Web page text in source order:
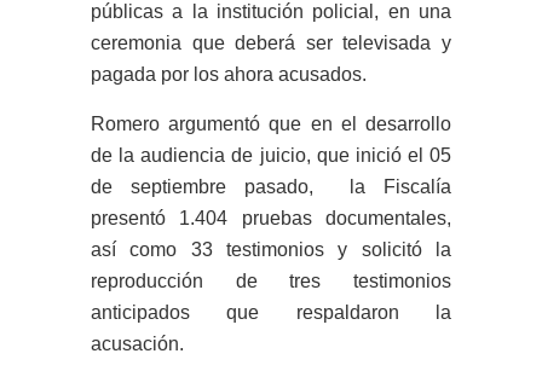
públicas a la institución policial, en una
ceremonia que deberá ser televisada y
pagada por los ahora acusados.
Romero argumentó que en el desarrollo
de la audiencia de juicio, que inició el 05
de septiembre pasado, la Fiscalía
presentó 1.404 pruebas documentales,
así como 33 testimonios y solicitó la
reproducción de tres testimonios
anticipados que respaldaron la
acusación.